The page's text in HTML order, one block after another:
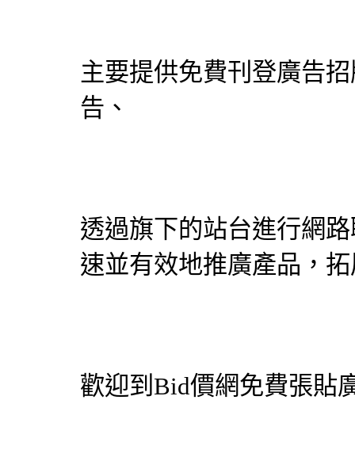
主要提供免費刊登廣告
告、
透過旗下的站台進行網
速並有效地推廣產品，
歡迎到 Bid價網免費張貼